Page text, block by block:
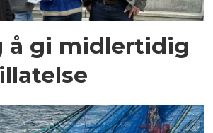
å gi midlertidig